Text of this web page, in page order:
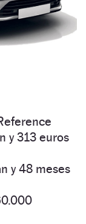
y 313 euros
y 48 meses